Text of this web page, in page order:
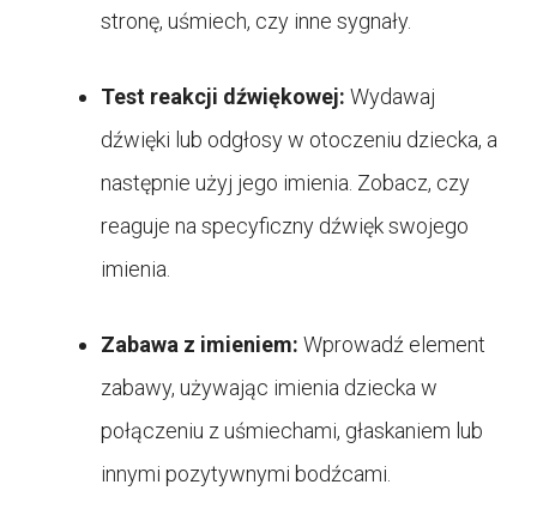
stronę, uśmiech, czy inne sygnały.
Test reakcji dźwiękowej: Wydawaj
dźwięki lub odgłosy w otoczeniu dziecka, a
następnie użyj jego imienia. Zobacz, czy
reaguje na specyficzny dźwięk swojego
imienia.
Zabawa z imieniem: Wprowadź element
zabawy, używając imienia dziecka w
połączeniu z uśmiechami, głaskaniem lub
innymi pozytywnymi bodźcami.